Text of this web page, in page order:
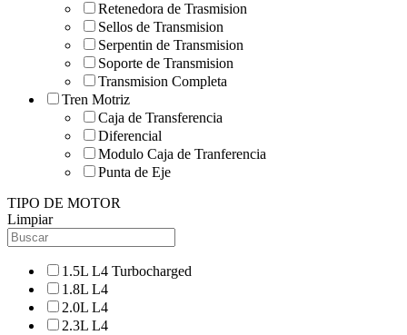
Retenedora de Trasmision
Sellos de Transmision
Serpentin de Transmision
Soporte de Transmision
Transmision Completa
Tren Motriz
Caja de Transferencia
Diferencial
Modulo Caja de Tranferencia
Punta de Eje
TIPO DE MOTOR
Limpiar
1.5L L4 Turbocharged
1.8L L4
2.0L L4
2.3L L4